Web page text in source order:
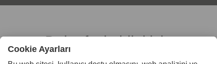
Daha fazla bilgi için
bizimle iletişime geçin